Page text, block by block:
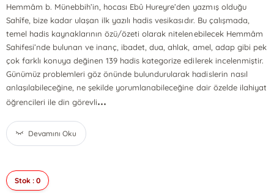
Hemmâm b. Münebbih’in, hocası Ebû Hureyre’den yazmış olduğu
Sahîfe, bize kadar ulaşan ilk yazılı hadis vesikasıdır. Bu çalışmada,
temel hadis kaynaklarının özü/özeti olarak nitelenebilecek Hemmâm
Sahifesi’nde bulunan ve inanç, ibadet, dua, ahlak, amel, adap gibi pek
çok farklı konuya değinen 139 hadis kategorize edilerek incelenmiştir.
Günümüz problemleri göz önünde bulundurularak hadislerin nasıl
anlaşılabileceğine, ne şekilde yorumlanabileceğine dair özelde ilahiyat
öğrencileri ile din görevli...
Devamını Oku
Stok : 0